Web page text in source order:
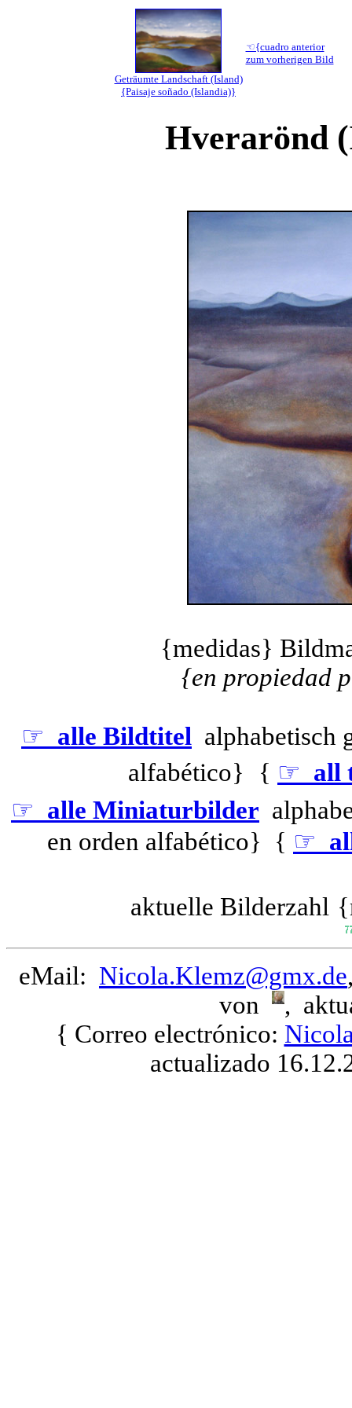
Geträumte Landschaft (Island)
{Paisaje soñado (Islandia)}
☜{cuadro anterior
zum vorherigen Bild
Hverarönd
{medidas}
{en propiedad
☞ alle Bildtitel
alfabético}
{ ☞ all
☞ alle Miniaturbilder
en orden alfabético} { ☞
aktuelle Bilderzahl
eMail: Nicola.Klemz@gmx.de
von
,
{ Correo electrónico:
actualizado